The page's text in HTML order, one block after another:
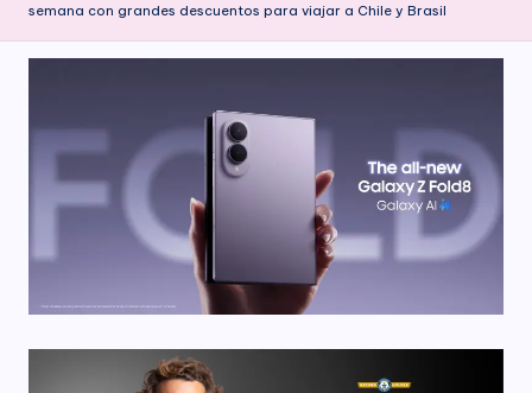
semana con grandes descuentos para viajar a Chile y Brasil